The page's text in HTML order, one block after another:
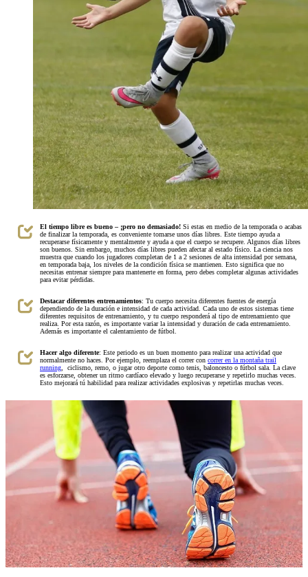
El tiempo libre es bueno – ¡pero no demasiado! Si estas en medio de la temporada o acabas
de finalizar la temporada, es conveniente tomarse unos días libres. Este tiempo ayuda a
recuperarse físicamente y mentalmente y ayuda a que el cuerpo se recupere. Algunos días libres
son buenos. Sin embargo, muchos días libres pueden afectar al estado físico. La ciencia nos
muestra que cuando los jugadores completan de 1 a 2 sesiones de alta intensidad por semana,
en temporada baja, los niveles de la condición física se mantienen. Esto significa que no
necesitas entrenar siempre para mantenerte en forma, pero debes completar algunas actividades
para evitar pérdidas.
Destacar diferentes entrenamientos: Tu cuerpo necesita diferentes fuentes de energía
dependiendo de la duración e intensidad de cada actividad. Cada uno de estos sistemas tiene
diferentes requisitos de entrenamiento, y tu cuerpo responderá al tipo de entrenamiento que
realiza. Por esta razón, es importante variar la intensidad y duración de cada entrenamiento.
Además es importante el calentamiento de fútbol.
Hacer algo diferente: Este periodo es un buen momento para realizar una actividad que
normalmente no haces. Por ejemplo, reemplaza el correr con correr en la montaña trail
running, ciclismo, remo, o jugar otro deporte como tenis, baloncesto o fútbol sala. La clave
es esforzarse, obtener un ritmo cardíaco elevado y luego recuperarse y repetirlo muchas veces.
Esto mejorará tú habilidad para realizar actividades explosivas y repetirlas muchas veces.